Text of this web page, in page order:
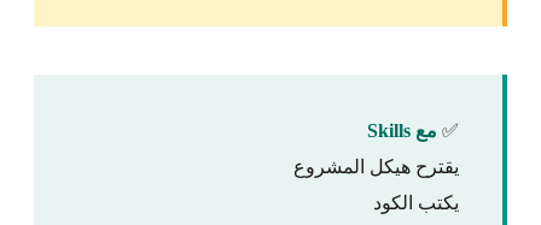
✅ مع Skills
يقترح هيكل المشروع
يكتب الكود